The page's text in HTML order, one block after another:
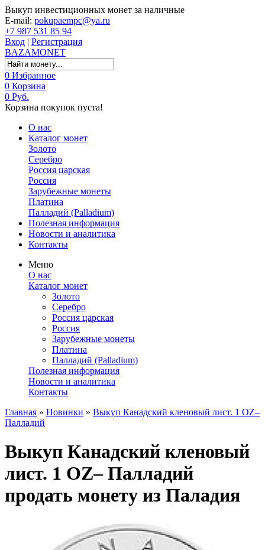
Выкуп инвестиционных монет за наличные
E-mail: pokupaempc@ya.ru
+7 987 531 85 94
Вход | Регистрация
BAZAMONET
0 Избранное
0 Корзина
0 Руб.
Корзина покупок пуста!
О нас
Каталог монет
Золото
Серебро
Россия царская
Россия
Зарубежные монеты
Платина
Палладий (Palladium)
Полезная информация
Новости и аналитика
Контакты
Меню
О нас
Каталог монет
Золото
Серебро
Россия царская
Россия
Зарубежные монеты
Платина
Палладий (Palladium)
Полезная информация
Новости и аналитика
Контакты
Главная » Новинки » Выкуп Канадский кленовый лист. 1 OZ–
Палладий
Выкуп Канадский кленовый
лист. 1 OZ– Палладий
продать монету из Паладия